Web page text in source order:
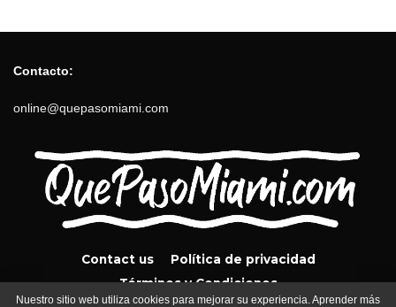
Contacto:
online@quepasomiami.com
Contact us
Política de privacidad
Términos y Condiciones
Nuestro sitio web utiliza cookies para mejorar su experiencia. Aprender más